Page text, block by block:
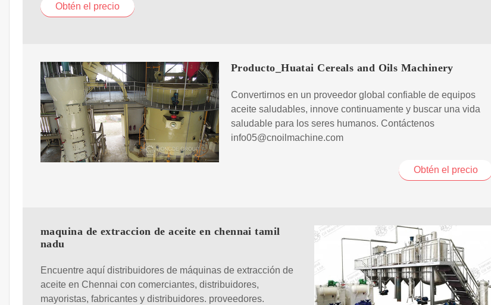
Obtén el precio
Producto_Huatai Cereals and Oils Machinery
Convertirnos en un proveedor global confiable de equipos
aceite saludables, innove continuamente y buscar una vida
saludable para los seres humanos. Contáctenos
info05@cnoilmachine.com
Obtén el precio
maquina de extraccion de aceite en chennai tamil
nadu
Encuentre aquí distribuidores de máquinas de extracción de
aceite en Chennai con comerciantes, distribuidores,
mayoristas, fabricantes y distribuidores. proveedores.